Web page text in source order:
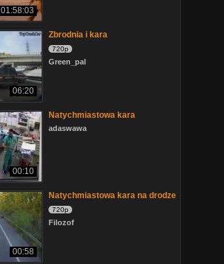
01:58:03
06:20
Zbrodnia i kara
720p
Green_pal
00:10
Natychmiastowa kara
adaswawa
00:58
Natychmiastowa kara na drodze
720p
Filozof